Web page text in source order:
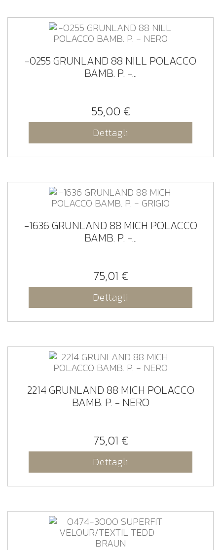
-0255 GRUNLAND 88 NILL POLACCO
BAMB. P. -...
55,00 €
Dettagli
-1636 GRUNLAND 88 MICH POLACCO
BAMB. P. -...
75,01 €
Dettagli
2214 GRUNLAND 88 MICH POLACCO
BAMB. P. - NERO
75,01 €
Dettagli